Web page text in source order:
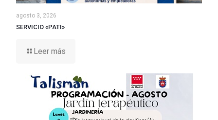
agosto 3, 2026
SERVICIO «PATI»
Leer más